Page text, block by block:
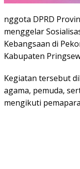
nggota DPRD
menggelar
Kebangsaan di
Kabupaten
Kegiatan tersebut
agama, pemuda,
mengikuti